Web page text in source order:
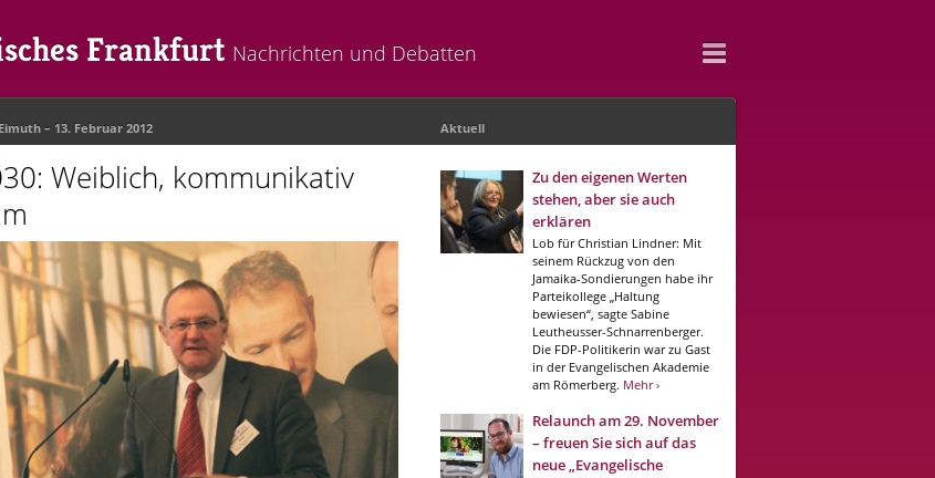
Frankfurt Nachrichten und Debatten
Aktuell
Zu den eigenen Werten
stehen, aber sie auch
erklären
Lob für Christian Lindner: Mit
seinem Rückzug von den
Jamaika-Sondierungen habe ihr
Parteikollege „Haltung
bewiesen“, sagte Sabine
Leutheusser-Schnarrenberger.
Die FDP-Politikerin war zu Gast
in der Evangelischen Akademie
am Römerberg. Mehr ›
Relaunch am 29. November
– freuen Sie sich auf das
neue „Evangelische
– 13. Februar 2012
Weiblich, kommunikativ